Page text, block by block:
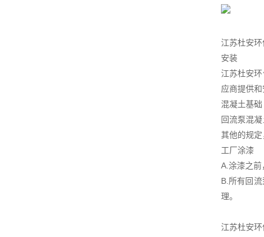
江苏杜安
安装
江苏杜安
应商提供
混凝土基础
回流泵混
其他的规
工厂涂漆
A.涂漆之
B.所有回
理。
江苏杜安